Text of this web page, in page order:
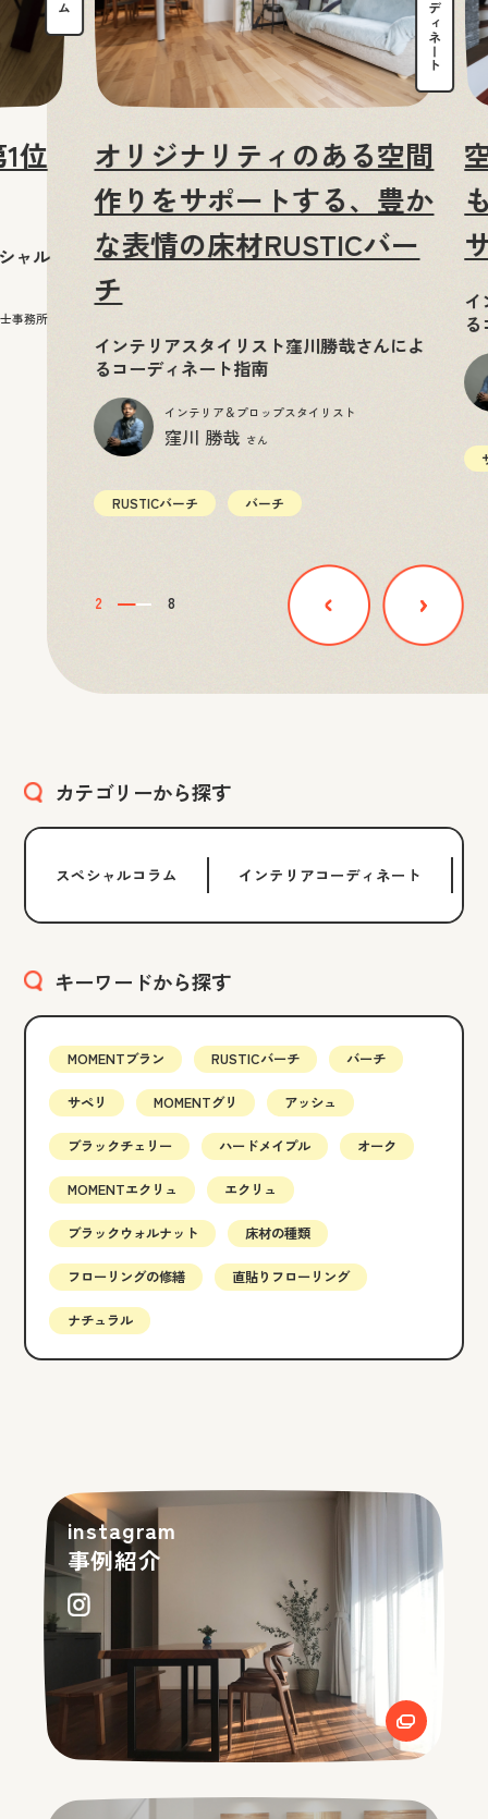
位
ャル
事務所
オリジナリティのある空間
作りをサポートする、豊か
な表情の床材RUSTICバー
チ
インテリアスタイリスト窪川勝哉さんによ
るコーディネート指南
インテリア＆プロップスタイリスト
窪川 勝哉 さん
RUSTICバーチ バーチ
イ
2 8
カテゴリーから探す
スペシャルコラム インテリアコーディネート
キーワードから探す
MOMENTブラン RUSTICバーチ バーチ
サペリ MOMENTグリ アッシュ
ブラックチェリー ハードメイプル オーク
MOMENTエクリュ エクリュ
ブラックウォルナット 床材の種類
フローリングの修繕 直貼りフローリング
ナチュラル
instagram
事例紹介